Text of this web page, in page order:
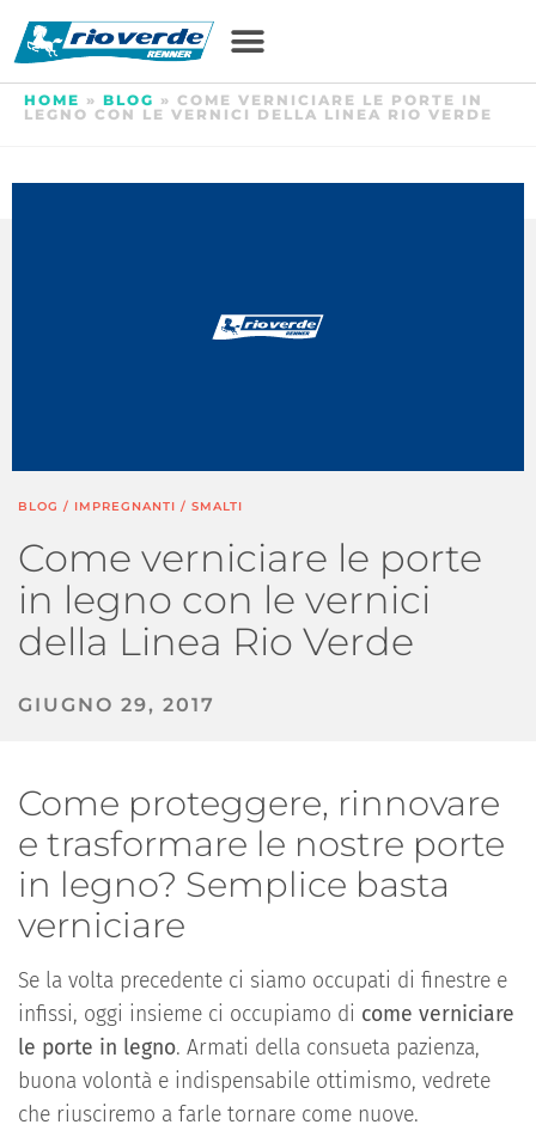
HOME » BLOG » COME VERNICIARE LE PORTE IN
LEGNO CON LE VERNICI DELLA LINEA RIO VERDE
BLOG / IMPREGNANTI / SMALTI
Come verniciare le porte
in legno con le vernici
della Linea Rio Verde
GIUGNO 29, 2017
Come proteggere, rinnovare
e trasformare le nostre porte
in legno? Semplice basta
verniciare
Se la volta precedente ci siamo occupati di finestre e
infissi, oggi insieme ci occupiamo di come verniciare
le porte in legno. Armati della consueta pazienza,
buona volontà e indispensabile ottimismo, vedrete
che riusciremo a farle tornare come nuove.